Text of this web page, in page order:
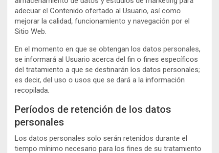
adecuar el Contenido ofertado al Usuario, así como
mejorar la calidad, funcionamiento y navegación por el
Sitio Web.
En el momento en que se obtengan los datos personales,
se informará al Usuario acerca del fin o fines específicos
del tratamiento a que se destinarán los datos personales;
es decir, del uso o usos que se dará a la información
recopilada.
Períodos de retención de los datos
personales
Los datos personales solo serán retenidos durante el
tiempo mínimo necesario para los fines de su tratamiento